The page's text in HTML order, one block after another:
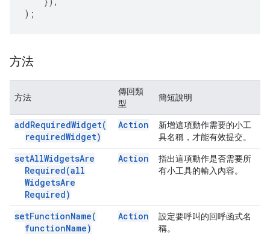
);
方法
方法
傳回類
型
簡短說明
addRequiredWidget(
requiredWidget)
Action
新增這項動作需要的小工
具名稱，才能有效提交。
setAllWidgetsAre
Required(all
WidgetsAre
Required)
Action
指出這項動作是否需要所
有小工具的輸入內容。
setFunctionName(
functionName)
Action
設定要呼叫的回呼函式名
稱。